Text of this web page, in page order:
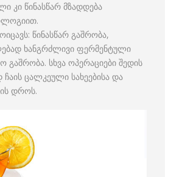
კი წინასწარ მზადდება
წინასწარ გაშრობა,
ხანგრძლივი ფერმენტული
გაშრობა. სხვა ოპერაციები შედის
ცალკეული სახეებისა და
დროს.